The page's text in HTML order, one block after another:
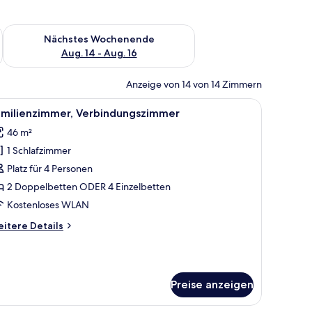
Aug. 7 - Aug. 9.
Nächstes Wochenende
Aug. 14 - Aug. 16
Überprüfe die Verfügbarkeit für nächstes Wochenende, Aug.
Anzeige von 14 von 14 Zimmern
Blick auf Gebäude.einem Stuhl und einem Bild an der Wand.
Ein Hotelzimmer mit einem Bett, einem
8 Verbindungszimmer
46 m²
1 Schlafzimmer
Platz für 4 Personen
2 Doppelbetten ODER 4 Einzelbetten
Kostenloses WLAN
Details
Preise anzeigen